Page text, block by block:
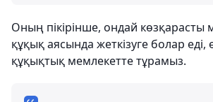
Оның пікірінше, ондай көзқарасты
құқық аясында жеткізуге болар еді,
құқықтық мемлекетте тұрамыз.